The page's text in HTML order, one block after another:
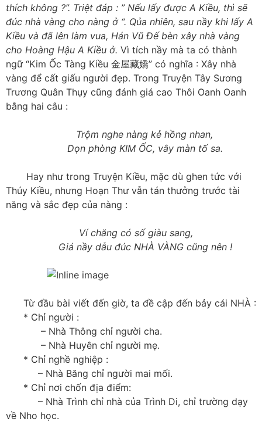
thích không ?”. Triệt đáp : ” Nếu lấy được A Kiều, thì sẽ
đúc nhà vàng cho nàng ở “. Qủa nhiên, sau nầy khi lấy A
Kiều và đã lên làm vua, Hán Vũ Đế bèn xây nhà vàng
cho Hoàng Hậu A Kiều ở. Vì tích nầy mà ta có thành
ngữ “Kim Ốc Tàng Kiều 金屋藏嬌” có nghĩa : Xây nhà
vàng để cất giấu người đẹp. Trong Truyện Tây Sương
Trương Quân Thụy cũng đánh giá cao Thôi Oanh Oanh
bằng hai câu :
Trộm nghe nàng kẻ hồng nhan,
Dọn phòng KIM ỐC, vây màn tố sa.
Hay như trong Truyện Kiều, mặc dù ghen tức với
Thúy Kiều, nhưng Hoạn Thư vẫn tán thưởng trước tài
năng và sắc đẹp của nàng :
Ví chăng có số giàu sang,
Giá nầy dẫu đúc NHÀ VÀNG cũng nên !
Từ đầu bài viết đến giờ, ta đề cập đến bảy cái NHÀ :
* Chỉ người :
– Nhà Thông chỉ người cha.
– Nhà Huyên chỉ người mẹ.
* Chỉ nghề nghiệp :
– Nhà Băng chỉ người mai mối.
* Chỉ nơi chốn địa điểm:
– Nhà Trình chỉ nhà của Trình Di, chỉ trường dạy
về Nho học.